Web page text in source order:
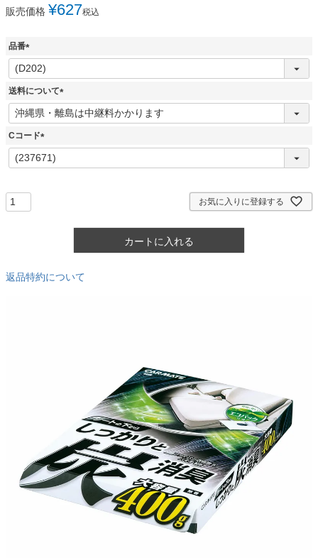
販売価格 ¥627税込
品番
(
必
須
送料について
(
必
Cコード
(
必
お気に入りに登録する
カートに入れる
返品特約について